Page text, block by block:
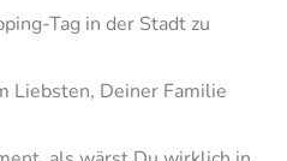
Tag in der Stadt zu
Liebsten, Deiner Familie